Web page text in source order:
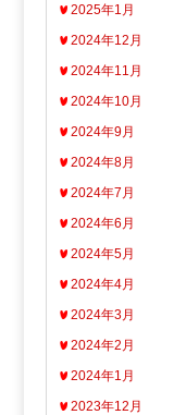
2025年1月
2024年12月
2024年11月
2024年10月
2024年9月
2024年8月
2024年7月
2024年6月
2024年5月
2024年4月
2024年3月
2024年2月
2024年1月
2023年12月